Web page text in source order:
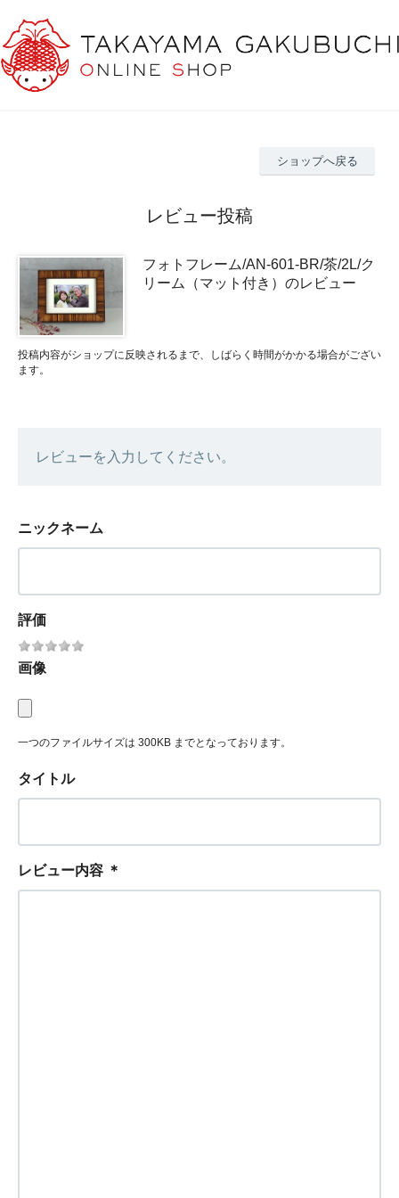
ショップへ戻る
レビュー投稿
フォトフレーム/AN-601-BR/茶/2L/ク
リーム（マット付き）のレビュー
投稿内容がショップに反映されるまで、しばらく時間がかかる場合がござい
ます。
レビューを入力してください。
ニックネーム
評価
画像
一つのファイルサイズは 300KB までとなっております。
タイトル
レビュー内容 ＊